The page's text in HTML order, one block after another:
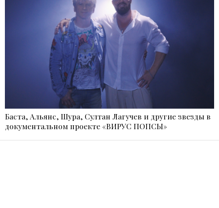
Баста, Альянс, Шура, Султан Лагучев и другие звезды в
документальном проекте «ВИРУС ПОПСЫ»